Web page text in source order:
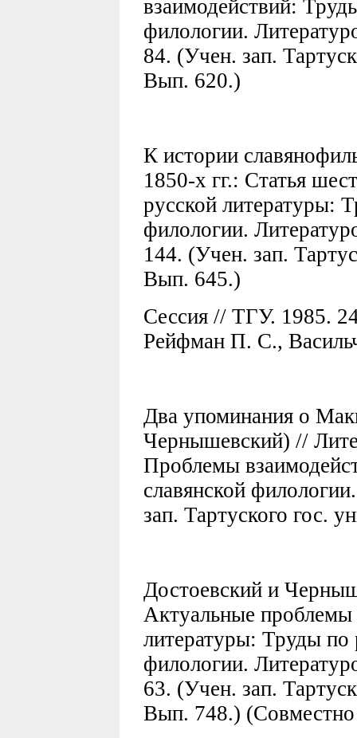
взаимодействий:
филологии.
84. (Учен. зап.
Вып. 620.)
К истории
1850-х гг.: Статья
русской литературы:
филологии.
144. (Учен. зап.
Вып. 645.)
Сессия // ТГУ. 1985.
Рейфман П. С.,
Два упоминания о
Чернышевский) //
Проблемы
славянской
зап. Тартуского гос.
Достоевский и
Актуальные проблемы
литературы: Труды по
филологии.
63. (Учен. зап.
Вып. 748.)